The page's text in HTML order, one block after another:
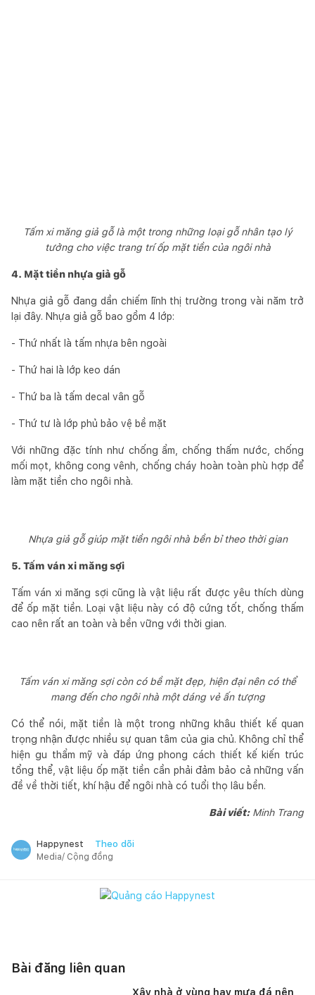
Tấm xi măng giả gỗ là một trong những loại gỗ nhân tạo lý
tưởng cho việc trang trí ốp mặt tiền của ngôi nhà
4. Mặt tiền nhựa giả gỗ
Nhựa giả gỗ đang dần chiếm lĩnh thị trường trong vài năm trở
lại đây. Nhựa giả gỗ bao gồm 4 lớp:
- Thứ nhất là tấm nhựa bên ngoài
- Thứ hai là lớp keo dán
- Thứ ba là tấm decal vân gỗ
- Thứ tư là lớp phủ bảo vệ bề mặt
Với những đặc tính như chống ẩm, chống thấm nước, chống
mối mọt, không cong vênh, chống cháy hoàn toàn phù hợp để
làm mặt tiền cho ngôi nhà.
Nhựa giả gỗ giúp mặt tiền ngôi nhà bền bỉ theo thời gian
5. Tấm ván xi măng sợi
Tấm ván xi măng sợi cũng là vật liệu rất được yêu thích dùng
để ốp mặt tiền. Loại vật liệu này có độ cứng tốt, chống thấm
cao nên rất an toàn và bền vững với thời gian.
Tấm ván xi măng sợi còn có bề mặt đẹp, hiện đại nên có thể
mang đến cho ngôi nhà một dáng vẻ ấn tượng
Có thể nói, mặt tiền là một trong những khâu thiết kế quan
trọng nhận được nhiều sự quan tâm của gia chủ. Không chỉ thể
hiện gu thẩm mỹ và đáp ứng phong cách thiết kế kiến trúc
tổng thể, vật liệu ốp mặt tiền cần phải đảm bảo cả những vấn
đề về thời tiết, khí hậu để ngôi nhà có tuổi thọ lâu bền.
Bài viết:Minh Trang
Happynest Theo dõi
Media/ Cộng đồng
Bài đăng liên quan
Xây nhà ở vùng hay mưa đá nên